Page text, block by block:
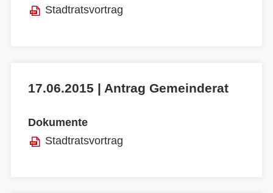
Stadtratsvortrag
17.06.2015 | Antrag Gemeinderat
Dokumente
Stadtratsvortrag